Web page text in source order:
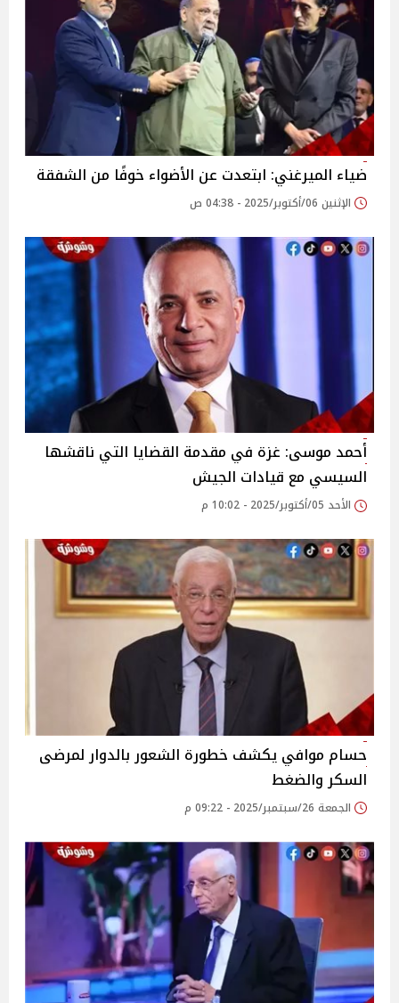
ضياء الميرغني: ابتعدت عن الأضواء خوفًا من الشفقة
الإثنين 06/أكتوبر/2025 - 04:38 ص
أحمد موسى: غزة في مقدمة القضايا التي ناقشها
السيسي مع قيادات الجيش
الأحد 05/أكتوبر/2025 - 10:02 م
حسام موافي يكشف خطورة الشعور بالدوار لمرضى
السكر والضغط
الجمعة 26/سبتمبر/2025 - 09:22 م